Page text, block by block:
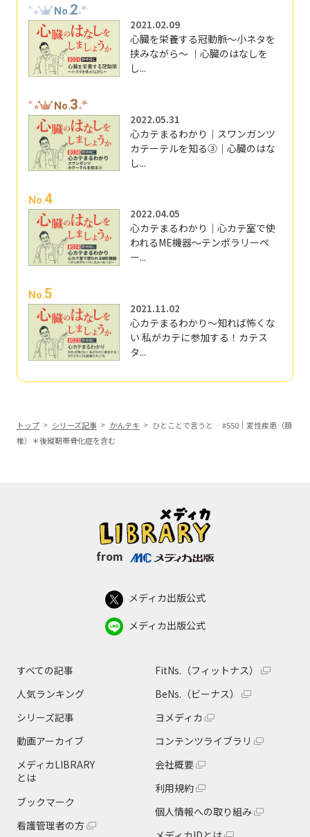
No.2
2021.02.09
心臓を栄養する冠動脈～小ネタを
挟みながら～ ｜心臓のはなしを
し...
No.3
2022.05.31
心カテまるわかり｜スワンガンツ
カテーテルを知る③｜心臓のはな
し...
No.4
2022.04.05
心カテまるわかり｜心カテ室で使
われるME機器～テンポラリーペ
ー...
No.5
2021.11.02
心カテまるわかり～知れば怖くな
い 私がカテに参加する！カテス
タ...
トップ シリーズ記事 かんテキ
ひとことで言うと… #550｜変性疾患（頚
椎）＊後縦靭帯骨化症を含む
from
メディカ出版公式
メディカ出版公式
すべての記事
人気ランキング
シリーズ記事
動画アーカイブ
メディカLIBRARY
とは
ブックマーク
看護管理者の方
FitNs.（フィットナス）
BeNs.（ビーナス）
ヨメディカ
コンテンツライブラリ
会社概要
利用規約
個人情報への取り組み